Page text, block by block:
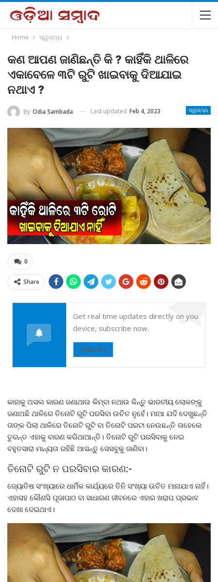
Home ସ୍ୱାସ୍ଥ୍ୟ
କଣ ଆପଣ ଜାଣିଛନ୍ତି କି ? କାହିଁକି ଥାଳିରେ
ଏକାବେଳେ ୩ଟି ରୁଟି ଖାଇବାକୁ ଦିଆଯାଇ
ନଥାଏ ?
ସ୍ୱାସ୍ଥ୍ୟ
By Odia Sambada Last updated Feb 4, 2023
0
Share
Get real time updates directly on you
device, subscribe now.
Subscribe
କାହାକୁ ଅସଲ କାରଣ ଜଣାଥାଉ କିମ୍ବା ନଥାଉ କିନ୍ତୁ ଭାରତୀୟ ଲୋକଙ୍କୁ
ଜଣାଅଛି ଥାଳିରେ ତିନୋଟି ରୁଟି ପରସିବା ଉଚିତ ନୁହେଁ। ମାଆ ଯଦି ଦେଖୁଛନ୍ତି
ତାଙ୍କ ପିଲା ଥାଳିରେ ତିନୋଟି ରୁଟି ବା ତିନୋଟି ପରଟା ନେଉଛନ୍ତି ତାହେଲେ
ତୁରନ୍ତ ଏହାକୁ ବାରଣ କରିଥାଆନ୍ତି। ତିନୋଟି ରୁଟି ପରସିବାକୁ ନେଇ
ବହୁତସାରା ମାନ୍ୟତା ରହିଛି ଆସନ୍ତୁ ସେସବୁକୁ ଜାଣିବା।
ତିନୋଟି ରୁଟି ନ ପରସିବାର କାରଣ:-
ଜ୍ୟୋତିଷ ସଂଖ୍ୟାରେ ଧାର୍ମିକ କାର୍ଯ୍ୟରେ ତିନି ସଂଖ୍ୟା ଉଚିତ ମାନାଯାଏ ନାହିଁ।
ଏହାସହ କୌଣସି ପୂଜାପାଠ ବା ସାଧାରଣ ଜୀବନରେ ଏହାର ଖରାପ ପ୍ରଭାବ
ଦେଖା ଦେଇଥାଏ।